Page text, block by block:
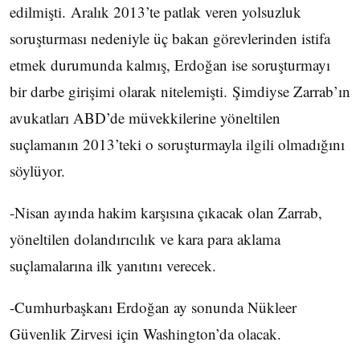
edilmişti. Aralık 2013’te patlak veren yolsuzluk
soruşturması nedeniyle üç bakan görevlerinden istifa
etmek durumunda kalmış, Erdoğan ise soruşturmayı
bir darbe girişimi olarak nitelemişti. Şimdiyse Zarrab’ın
avukatları ABD’de müvekkilerine yöneltilen
suçlamanın 2013’teki o soruşturmayla ilgili olmadığını
söylüyor.
-Nisan ayında hakim karşısına çıkacak olan Zarrab,
yöneltilen dolandırıcılık ve kara para aklama
suçlamalarına ilk yanıtını verecek.
-Cumhurbaşkanı Erdoğan ay sonunda Nükleer
Güvenlik Zirvesi için Washington’da olacak.